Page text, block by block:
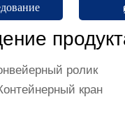
ролик
кран